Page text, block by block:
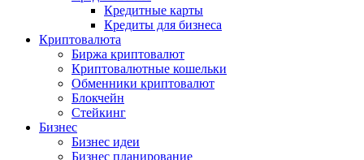
Кредитные карты
Кредиты для бизнеса
Криптовалюта
Биржа криптовалют
Криптовалютные кошельки
Обменники криптовалют
Блокчейн
Стейкинг
Бизнес
Бизнес идеи
Бизнес планирование